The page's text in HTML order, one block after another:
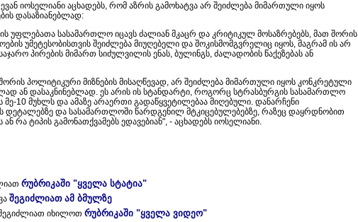
იოსელიანი აცხადებს, რომ აზრის გამოხატვა არ შეიძლება მიმართული იყოს
დასაზიანებლად:
უფლებათა სასამართლო იცავს ძალიან მკაცრ და კრიტიკულ მოსაზრებებს, მათ შორის
უმეტესობისთვის შეიძლება მიუღებელი და შოკისმომგვრელიც იყოს, მაგრამ ის არ
პირების მიმართ სიძულვილის ენას, ბულინგს, ძალადობის წაქეზებას ან
პოლიტიკური მიზნების მისაღწევად, არ შეიძლება მიმართული იყოს კონკრეტული
ან დასაკნინებლად. ეს არის ის სტანდარტი, როგორც სტრასბურგის სასამართლო
მე-10 მუხლს და ამაზე არაერთი გადაწყვეტილებაა მიღებული. დანარჩენი
დეტალებზე და სასამართლოში წარდგენილ მტკიცებულებებზე, რაზეც დაყრდნობით
ან რა ტიპის გამონათქვამებს ედავებიან", - აცხადებს იოსელიანი.
რუბრიკაში "ყველა სტატია"
შეგიძლიათ ამ ბმულზე
იხილოთ რუბრიკაში "ყველა ვიდეო"